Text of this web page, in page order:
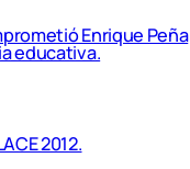
Enrique Peña
educativa.
2012.